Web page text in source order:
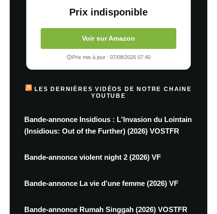
Prix indisponible
Voir sur Amazon
Prix mis à jour : 07/08/2026 07:40
LES DERNIÈRES VIDÉOS DE NOTRE CHAINE
YOUTUBE
Bande-annonce Insidious : L'Invasion du Lointain
(Insidious: Out of the Further) (2026) VOSTFR
Bande-annonce violent night 2 (2026) VF
Bande-annonce La vie d'une femme (2026) VF
Bande-annonce Rumah Singgah (2026) VOSTFR